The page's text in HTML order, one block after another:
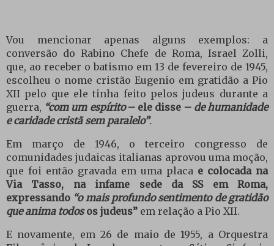
Vou mencionar apenas alguns exemplos: a
conversão do Rabino Chefe de Roma, Israel Zolli,
que, ao receber o batismo em 13 de fevereiro de 1945,
escolheu o nome cristão Eugenio em gratidão a Pio
XII pelo que ele tinha feito pelos judeus durante a
guerra, “com um espírito– ele disse – de humanidade
e caridade cristã sem paralelo”.
Em março de 1946, o terceiro congresso de
comunidades judaicas italianas aprovou uma moção,
que foi então gravada em uma placa e colocada na
Via Tasso, na infame sede da SS em Roma,
expressando “o mais profundo sentimento de gratidão
que anima todosos judeus” em relação a Pio XII.
E novamente, em 26 de maio de 1955, a Orquestra